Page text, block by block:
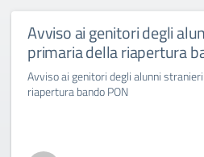
Avviso ai genitori degli
primaria della riapertura
Avviso ai genitori degli alunni
riapertura bando PON